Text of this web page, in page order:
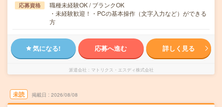
応募資格
職種未経験OK / ブランクOK
・未経験歓迎！・PCの基本操作（文字入力など）ができる
方
気になる! 応募へ進む 詳しく見る
派遣会社 マトリクス・エスディ株式会社
未読 掲載日 2026/08/08